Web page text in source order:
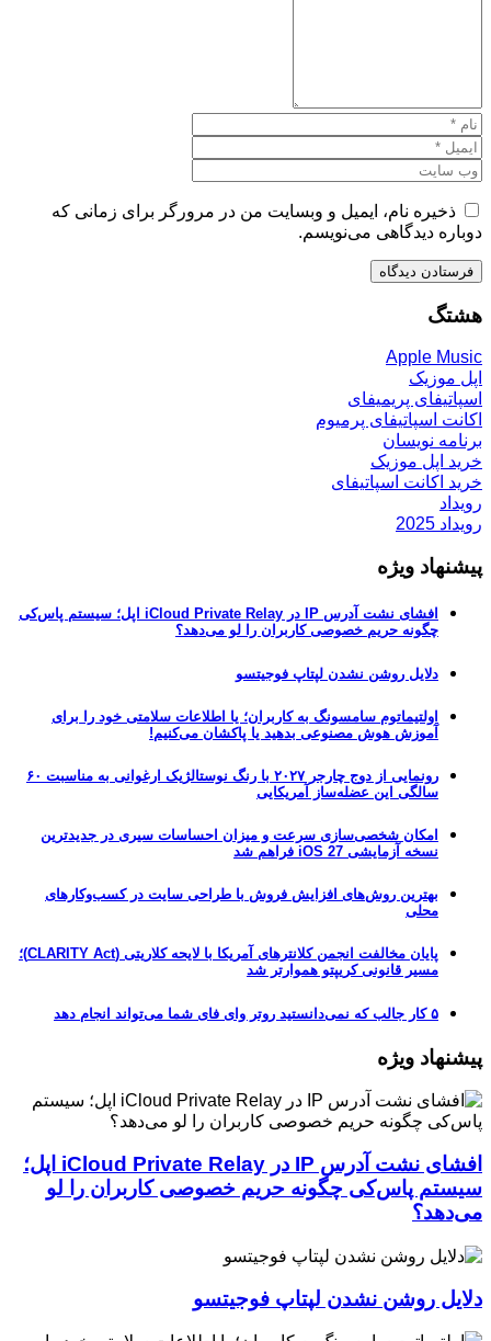
ذخیره نام، ایمیل و وبسایت من در مرورگر برای زمانی که
دوباره دیدگاهی می‌نویسم.
هشتگ
Apple Music
اپل موزیک
اسپاتیفای پریمیفای
اکانت اسپاتیفای پرمیوم
برنامه نویسان
خرید اپل موزیک
خرید اکانت اسپاتیفای
رویداد
رویداد 2025
پیشنهاد ویژه
افشای نشت آدرس IP در iCloud Private Relay اپل؛ سیستم پاس‌کی
چگونه حریم خصوصی کاربران را لو می‌دهد؟
دلایل روشن نشدن لپتاپ فوجیتسو
اولتیماتوم سامسونگ به کاربران؛ یا اطلاعات سلامتی خود را برای
آموزش هوش مصنوعی بدهید یا پاکشان می‌کنیم!
رونمایی از دوج چارجر ۲۰۲۷ با رنگ نوستالژیک ارغوانی به مناسبت ۶۰
سالگی این عضله‌ساز آمریکایی
امکان شخصی‌سازی سرعت و میزان احساسات سیری در جدیدترین
نسخه آزمایشی iOS 27 فراهم شد
بهترین روش‌های افزایش فروش با طراحی سایت در کسب‌وکارهای
محلی
پایان مخالفت انجمن کلانترهای آمریکا با لایحه کلاریتی (CLARITY Act)؛
مسیر قانونی کریپتو هموارتر شد
۵ کار جالب که نمی‌دانستید روتر وای فای شما می‌تواند انجام دهد
پیشنهاد ویژه
افشای نشت آدرس IP در iCloud Private Relay اپل؛
سیستم پاس‌کی چگونه حریم خصوصی کاربران را لو
می‌دهد؟
دلایل روشن نشدن لپتاپ فوجیتسو